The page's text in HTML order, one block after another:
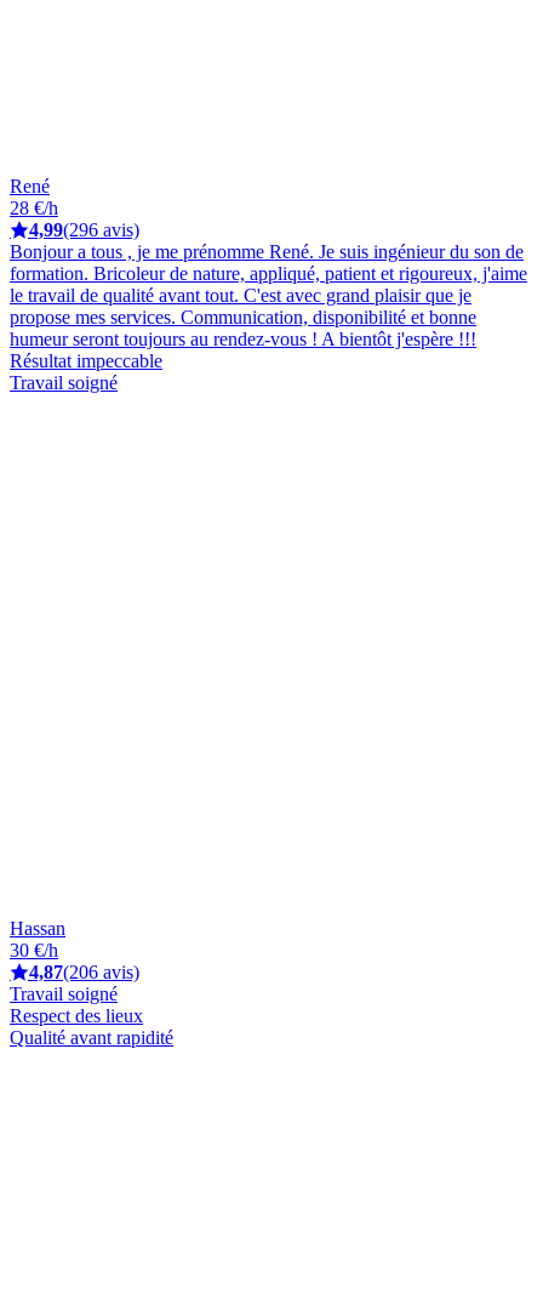
René
28 €/h
4,99(296 avis)
Bonjour a tous , je me prénomme René. Je suis ingénieur du son de
formation. Bricoleur de nature, appliqué, patient et rigoureux, j'aime
le travail de qualité avant tout. C'est avec grand plaisir que je
propose mes services. Communication, disponibilité et bonne
humeur seront toujours au rendez-vous ! A bientôt j'espère !!!
Résultat impeccable
Travail soigné
Hassan
30 €/h
4,87(206 avis)
Travail soigné
Respect des lieux
Qualité avant rapidité